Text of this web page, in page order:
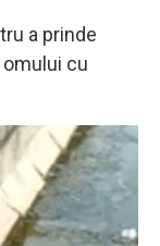
a prinde
cu